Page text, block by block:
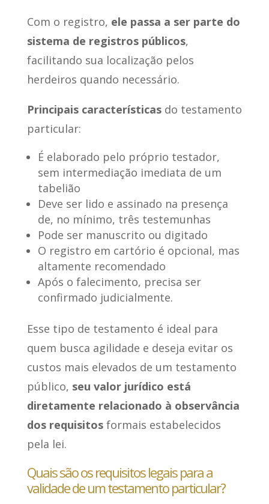
Com o registro, ele passa a ser parte do
sistema de registros públicos,
facilitando sua localização pelos
herdeiros quando necessário.
Principais característicasdo testamento
particular:
É elaborado pelo próprio testador,
sem intermediação imediata de um
tabelião
Deve ser lido e assinado na presença
de, no mínimo, três testemunhas
Pode ser manuscrito ou digitado
O registro em cartório é opcional, mas
altamente recomendado
Após o falecimento, precisa ser
confirmado judicialmente.
Esse tipo de testamento é ideal para
quem busca agilidade e deseja evitar os
custos mais elevados de um testamento
público, seu valor jurídico está
diretamente relacionado à observância
dos requisitosformais estabelecidos
pela lei.
Quais são os requisitos legais para a
validade de um testamento particular?